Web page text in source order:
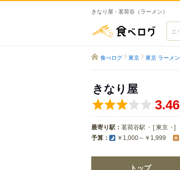
きなり屋 - 茗荷谷（ラーメン）
食べログ
食べログ 東京 東京 ラーメン
きなり屋
3.46
最寄り駅： 茗荷谷駅 [東京 ]
予算： ￥1,000～￥1,999
トップ